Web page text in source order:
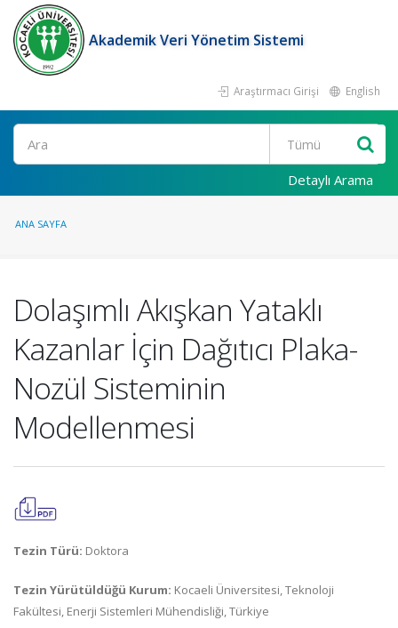
Akademik Veri Yönetim Sistemi
Araştırmacı Girişi English
Ara
Detaylı Arama
ANA SAYFA
Dolaşımlı Akışkan Yataklı
Kazanlar İçin Dağıtıcı Plaka-
Nozül Sisteminin
Modellenmesi
Tezin Türü: Doktora
Tezin Yürütüldüğü Kurum: Kocaeli Üniversitesi, Teknoloji
Fakültesi, Enerji Sistemleri Mühendisliği, Türkiye